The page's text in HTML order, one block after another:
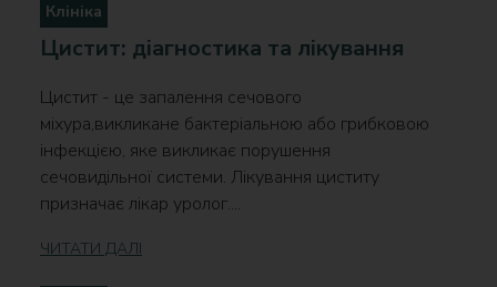
Клініка
Цистит: діагностика та лікування
Цистит - це запалення сечового
міхура,викликане бактеріальною або грибковою
інфекцією, яке викликає порушення
сечовидільної системи. Лікування циститу
призначає лікар уролог....
ЧИТАТИ ДАЛІ